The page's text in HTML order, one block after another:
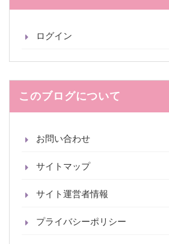
ログイン
このブログについて
お問い合わせ
サイトマップ
サイト運営者情報
プライバシーポリシー